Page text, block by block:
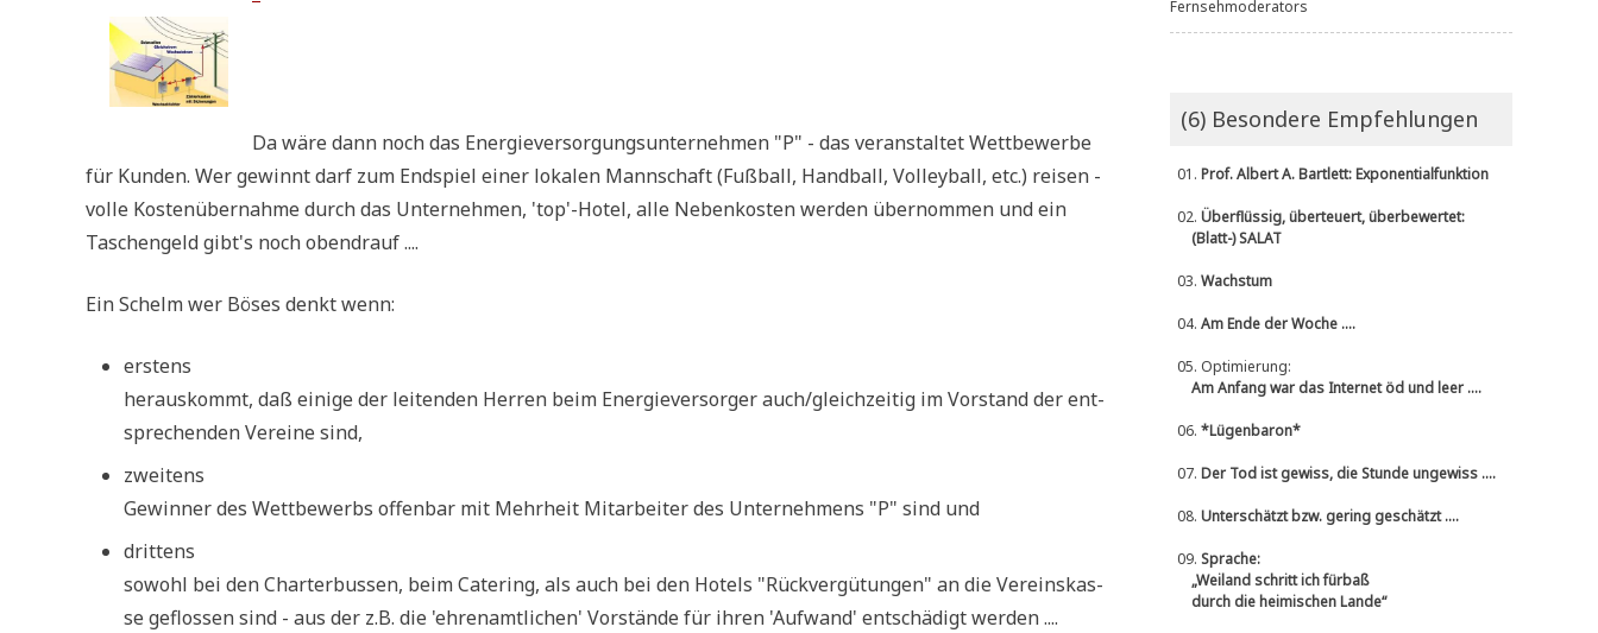
Da wäre dann noch das Ener­gie­ver­sor­gungs­un­ter­neh­men "P" - das ver­an­stal­tet Wett­be­wer­be
für Kun­den. Wer gewinnt darf zum End­spiel einer loka­len Mann­schaft (Fuß­ball, Hand­ball, Vol­ley­ball, etc.) rei­sen -
vol­le Kosten­über­nah­me durch das Unter­neh­men, 'top'-Hotel, alle Neben­ko­sten wer­den über­nom­men und ein
Taschen­geld gibt's noch obendrauf ....
Ein Schelm wer Böses denkt wenn:
erstens
her­aus­kommt, daß eini­ge der lei­ten­den Her­ren beim Ener­gie­ver­sor­ger auch/gleichzeitig im Vor­stand der ent­
spre­chen­den Ver­ei­ne sind,
zwei­tens
Gewin­ner des Wett­be­werbs offen­bar mit Mehr­heit Mit­ar­bei­ter des Unter­neh­mens "P" sind und
drit­tens
sowohl bei den Char­ter­bus­sen, beim Cate­ring, als auch bei den Hotels "Rück­ver­gü­tun­gen" an die Ver­eins­kas­
se geflos­sen sind - aus der z.B. die 'ehren­amt­li­chen' Vor­stän­de für ihren 'Auf­wand' ent­schä­digt werden ....
Fernsehmoderators
(6) Besondere Empfehlungen
01. Prof. Albert A. Bartlett: Exponentialfunktion
02. Überflüssig, überteuert, überbewertet:
(Blatt-) SALAT
03. Wachstum
04. Am Ende der Woche ....
05. Optimierung:
Am Anfang war das Internet öd und leer ....
06. *Lügenbaron*
07. Der Tod ist gewiss, die Stunde ungewiss ....
08. Unterschätzt bzw. gering geschätzt ....
09. Sprache:
„Weiland schritt ich fürbaß
durch die heimischen Lande“